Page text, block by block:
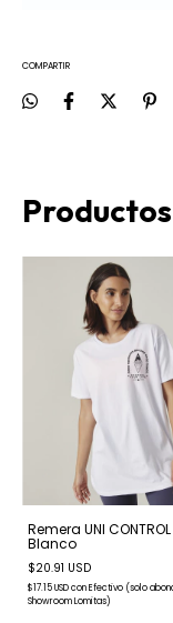
COMPARTIR
Remera UNI CONTROL
Blanco
$20.91 USD
$17.15 USDconEfectivo (solo
Showroom Lomitas)